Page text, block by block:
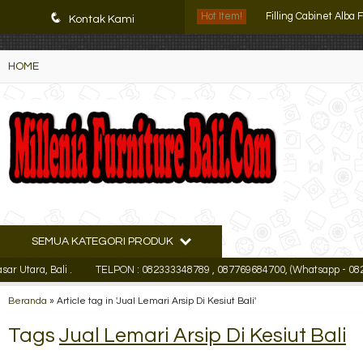
K72iUX0Xmb2bktCgP-w8iulNTg-kxoDzr6rh-MFTA7o
q Kontak Kami Hot Item! Filling Cabinet Alba
Rak Buku Tiger
Locker Besi Brother
Lemari Arsip VIP 2
Filling Cabinet Alba
HOME
SEMUA KATEGORI PRODUK
Bali . TELPON : 082333348789 , 087769684700, (Whatsapp -
Beranda » Article tag in 'Jual Lemari Arsip Di Kesiut Bali'
Tags Jual Lemari Arsip Di Kesiut Bali